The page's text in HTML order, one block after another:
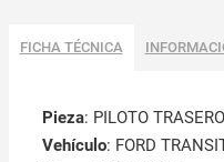
FICHA TÉCNICA
Pieza: PILOTO
Vehículo: FORD